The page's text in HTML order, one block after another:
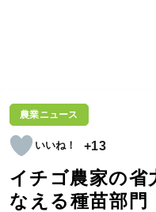
農業ニュース
+13
イチゴ農家の省
なえる種苗部門